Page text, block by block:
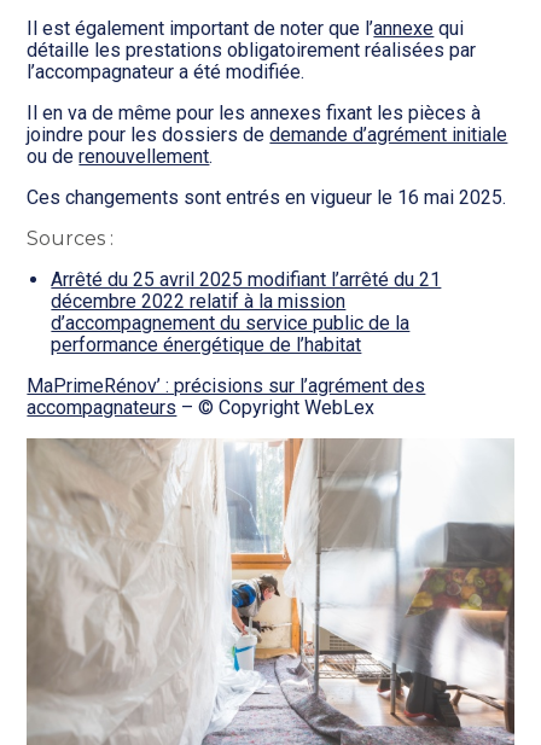
Il est également important de noter que l’annexe qui
détaille les prestations obligatoirement réalisées par
l’accompagnateur a été modifiée.
Il en va de même pour les annexes fixant les pièces à
joindre pour les dossiers dedemande d’agrément initiale
ou derenouvellement.
Ces changements sont entrés en vigueur le 16 mai 2025.
Sources :
Arrêté du 25 avril 2025 modifiant l’arrêté du 21
décembre 2022 relatif à la mission
d’accompagnement du service public de la
performance énergétique de l’habitat
MaPrimeRénov’ : précisions sur l’agrément des
accompagnateurs – © Copyright WebLex